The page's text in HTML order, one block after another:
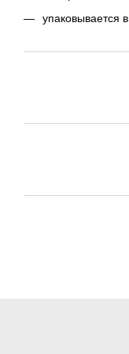
упаковывается